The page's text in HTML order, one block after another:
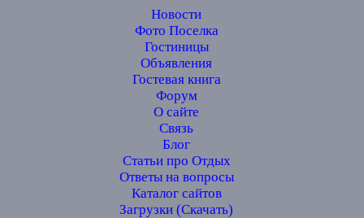
Новости
Фото Поселка
Гостиницы
Объявления
Гостевая книга
Форум
О сайте
Связь
Блог
Статьи про Отдых
Ответы на вопросы
Каталог сайтов
Загрузки (Скачать)